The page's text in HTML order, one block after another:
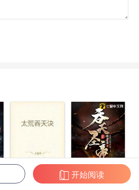
太荒吞天诀
吞天圣帝
开始阅读